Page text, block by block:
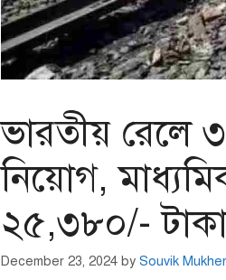
ভারতীয় রেলে
নিয়োগ,
২৫,৩৮০/-
December 23, 2024 by Souvik